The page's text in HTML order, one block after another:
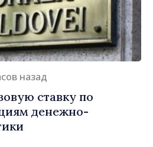
назад
ставку по
денежно-